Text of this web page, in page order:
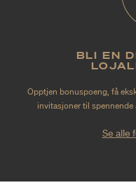
BLI EN
Opptjen bonuspoeng, få
invitasjoner til
Se alle